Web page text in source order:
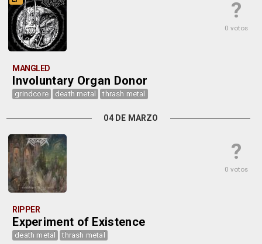
?
0 votos
MANGLED
Involuntary Organ Donor
grindcore death metal thrash metal
04 DE MARZO
?
0 votos
RIPPER
Experiment of Existence
death metal thrash metal